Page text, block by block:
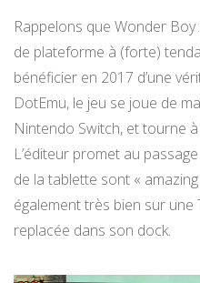
Rappelons que Wonder Boy
de plateforme à (forte)
bénéficier en 2017 d’une
DotEmu, le jeu se joue de
Nintendo Switch, et tourne
L’éditeur promet au
de la tablette sont «
également très bien sur une
replacée dans son dock.